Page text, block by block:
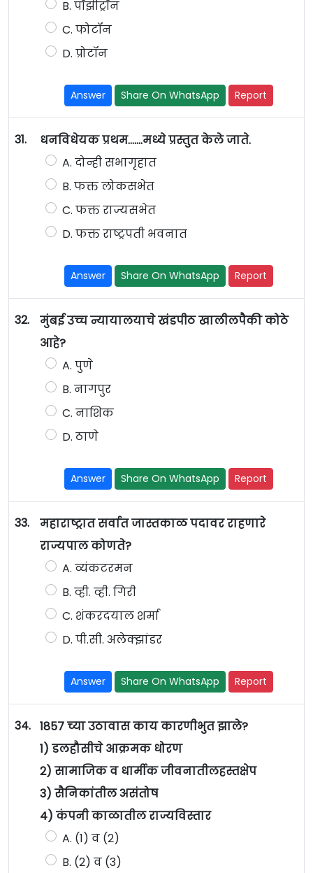
B. पॉझीट्रॉन
C. फोटॉन
D. प्रोटॉन
Answer Share On WhatsApp Report
31.
धनविधेयक प्रथम…….मध्ये प्रस्तुत केले जाते.
A. दोन्ही सभागृहात
B. फक्त लोकसभेत
C. फक्त राज्यसभेत
D. फक्त राष्ट्रपती भवनात
Answer Share On WhatsApp Report
32.
मुंबई उच्च न्यायालयाचे खंडपीठ खालीलपैकी कोठे
आहे?
A. पुणे
B. नागपुर
C. नाशिक
D. ठाणे
Answer Share On WhatsApp Report
33.
महाराष्ट्रात सर्वात जास्तकाळ पदावर राहणारे
राज्यपाल कोणते?
A. व्यंकटरमन
B. व्ही. व्ही. गिरी
C. शंकरदयाल शर्मा
D. पी.सी. अलेक्झांडर
Answer Share On WhatsApp Report
34. 1857 च्या उठावास काय कारणीभुत झाले?
1) डलहौसीचे आक्रमक धोरण
2) सामाजिक व धार्मीक जीवनातीलहस्तक्षेप
3) सैनिकांतील असंतोष
4) कंपनी काळातील राज्यविस्तार
A. (1) व (2)
B. (2) व (3)